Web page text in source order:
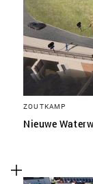
ZOUTKAMP
Nieuwe